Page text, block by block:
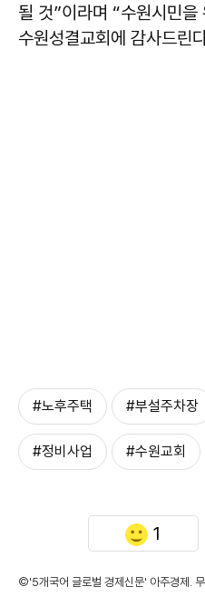
될 것”이라며 “수원시민
수원성결교회에 감사드린
#노후주택 #부설주차장
#정비사업 #수원교회
1
©'5개국어 글로벌 경제신문' 아주경제. 무